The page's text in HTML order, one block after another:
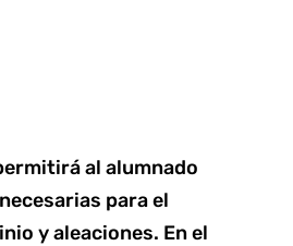
al alumnado
para el
y aleaciones. En el